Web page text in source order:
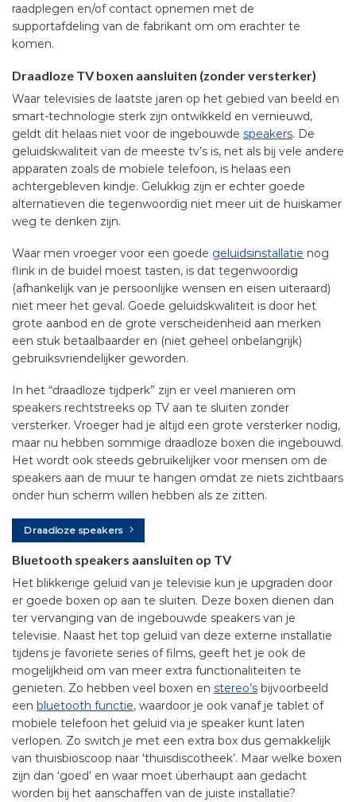
raadplegen en/of contact opnemen met de
supportafdeling van de fabrikant om om erachter te
komen.
Draadloze TV boxen aansluiten (zonder versterker)
Waar televisies de laatste jaren op het gebied van beeld en
smart-technologie sterk zijn ontwikkeld en vernieuwd,
geldt dit helaas niet voor de ingebouwde speakers. De
geluidskwaliteit van de meeste tv’s is, net als bij vele andere
apparaten zoals de mobiele telefoon, is helaas een
achtergebleven kindje. Gelukkig zijn er echter goede
alternatieven die tegenwoordig niet meer uit de huiskamer
weg te denken zijn.
Waar men vroeger voor een goede geluidsinstallatie nog
flink in de buidel moest tasten, is dat tegenwoordig
(afhankelijk van je persoonlijke wensen en eisen uiteraard)
niet meer het geval. Goede geluidskwaliteit is door het
grote aanbod en de grote verscheidenheid aan merken
een stuk betaalbaarder en (niet geheel onbelangrijk)
gebruiksvriendelijker geworden.
In het “draadloze tijdperk” zijn er veel manieren om
speakers rechtstreeks op TV aan te sluiten zonder
versterker. Vroeger had je altijd een grote versterker nodig,
maar nu hebben sommige draadloze boxen die ingebouwd.
Het wordt ook steeds gebruikelijker voor mensen om de
speakers aan de muur te hangen omdat ze niets zichtbaars
onder hun scherm willen hebben als ze zitten.
Draadloze speakers
Bluetooth speakers aansluiten op TV
Het blikkerige geluid van je televisie kun je upgraden door
er goede boxen op aan te sluiten. Deze boxen dienen dan
ter vervanging van de ingebouwde speakers van je
televisie. Naast het top geluid van deze externe installatie
tijdens je favoriete series of films, geeft het je ook de
mogelijkheid om van meer extra functionaliteiten te
genieten. Zo hebben veel boxen en stereo’s bijvoorbeeld
een bluetooth functie, waardoor je ook vanaf je tablet of
mobiele telefoon het geluid via je speaker kunt laten
verlopen. Zo switch je met een extra box dus gemakkelijk
van thuisbioscoop naar ‘thuisdiscotheek’. Maar welke boxen
zijn dan ‘goed’ en waar moet überhaupt aan gedacht
worden bij het aanschaffen van de juiste installatie?